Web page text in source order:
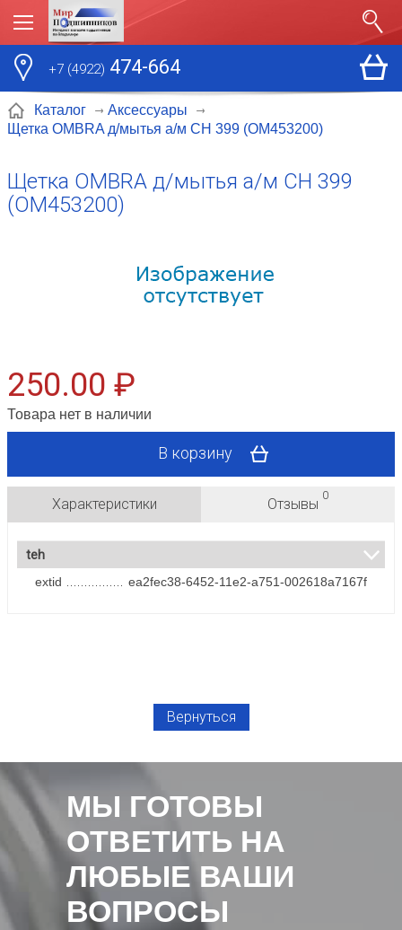
+7 (4922) 474-664
Каталог
Аксессуары
Щетка OMBRA д/мытья а/м CH 399 (ОМ453200)
Щетка OMBRA д/мытья а/м CH 399
(ОМ453200)
250.00 ₽
Товара нет в наличии
В корзину
Характеристики Отзывы
0
teh
extid
ea2fec38-6452-11e2-a751-002618a7167f
Вернуться
МЫ ГОТОВЫ
ОТВЕТИТЬ НА
ЛЮБЫЕ ВАШИ
ВОПРОСЫ